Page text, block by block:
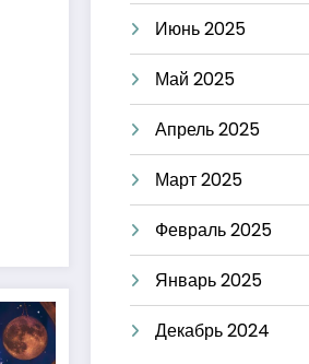
Июнь 2025
Май 2025
Апрель 2025
Март 2025
Февраль 2025
Январь 2025
Декабрь 2024